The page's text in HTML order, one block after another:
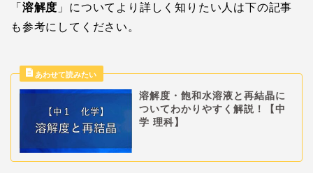
「 溶解度 」についてより詳しく知りたい人は下の記事
も参考にしてください。
溶解度・飽和水溶液と再結晶に
ついてわかりやすく解説！【中
学 理科】